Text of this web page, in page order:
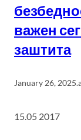
важен
заштита
January 26, 2025.
15.05 2017